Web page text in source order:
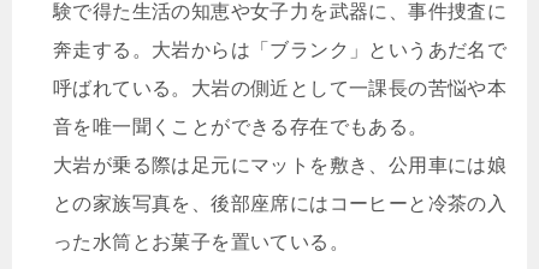
験で得た生活の知恵や女子力を武器に、事件捜査に
奔走する。大岩からは「ブランク」というあだ名で
呼ばれている。大岩の側近として一課長の苦悩や本
音を唯一聞くことができる存在でもある。
大岩が乗る際は足元にマットを敷き、公用車には娘
との家族写真を、後部座席にはコーヒーと冷茶の入
った水筒とお菓子を置いている。